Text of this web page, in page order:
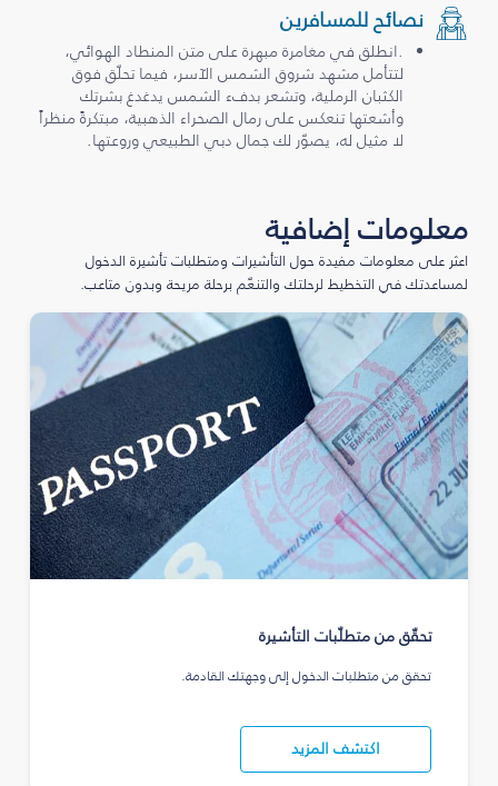
نصائح للمسافرين
.انطلق في مغامرة مبهرة على متن المنطاد الهوائي،
لتتأمل مشهد شروق الشمس الآسر، فيما تحلّق فوق
الكثبان الرملية، وتشعر بدفء الشمس يدغدغ بشرتك
وأشعتها تنعكس على رمال الصحراء الذهبية، مبتكرةً منظراً
لا مثيل له، يصوّر لك جمال دبي الطبيعي وروعتها.
معلومات إضافية
اعثر على معلومات مفيدة حول التأشيرات ومتطلبات تأشيرة الدخول
لمساعدتك في التخطيط لرحلتك والتنعّم برحلة مريحة وبدون متاعب.
تحقّق من متطلّبات التأشيرة
تحقق من متطلبات الدخول إلى وجهتك القادمة.
اكتشف المزيد